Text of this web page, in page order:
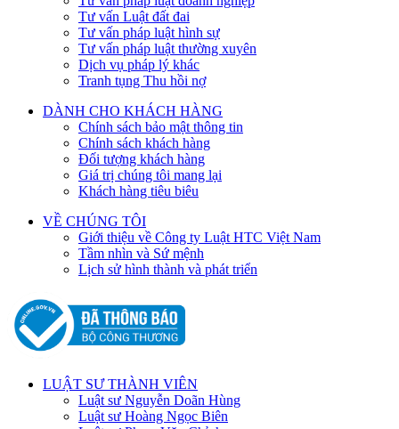
Tư vấn Luật đất đai
Tư vấn pháp luật hình sự
Tư vấn pháp luật thường xuyên
Dịch vụ pháp lý khác
Tranh tụng Thu hồi nợ
DÀNH CHO KHÁCH HÀNG
Chính sách bảo mật thông tin
Chính sách khách hàng
Đối tượng khách hàng
Giá trị chúng tôi mang lại
Khách hàng tiêu biêu
VỀ CHÚNG TÔI
Giới thiệu về Công ty Luật HTC Việt Nam
Tầm nhìn và Sứ mệnh
Lịch sử hình thành và phát triển
LUẬT SƯ THÀNH VIÊN
Luật sư Nguyễn Doãn Hùng
Luật sư Hoàng Ngọc Biên